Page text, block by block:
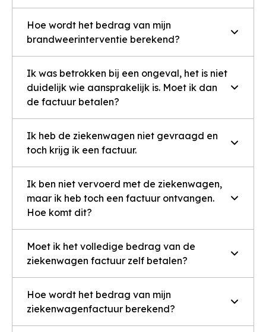
Hoe wordt het bedrag van mijn
brandweerinterventie berekend?
Ik was betrokken bij een ongeval, het is niet
duidelijk wie aansprakelijk is. Moet ik dan
de factuur betalen?
Ik heb de ziekenwagen niet gevraagd en
toch krijg ik een factuur.
Ik ben niet vervoerd met de ziekenwagen,
maar ik heb toch een factuur ontvangen.
Hoe komt dit?
Moet ik het volledige bedrag van de
ziekenwagen factuur zelf betalen?
Hoe wordt het bedrag van mijn
ziekenwagenfactuur berekend?